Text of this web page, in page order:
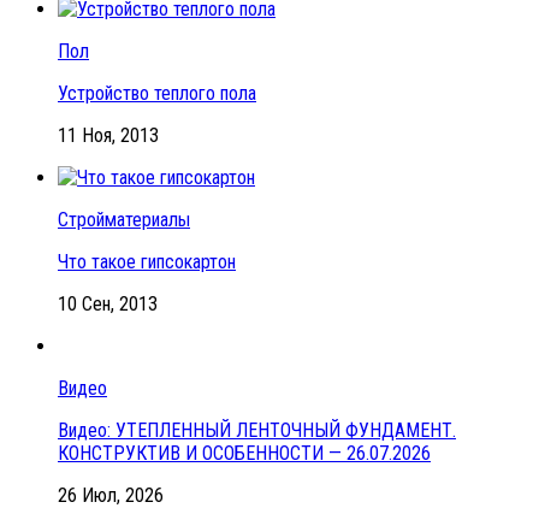
Пол
Устройство теплого пола
11 Ноя, 2013
Стройматериалы
Что такое гипсокартон
10 Сен, 2013
Видео
Видео: УТЕПЛЕННЫЙ ЛЕНТОЧНЫЙ ФУНДАМЕНТ.
КОНСТРУКТИВ И ОСОБЕННОСТИ — 26.07.2026
26 Июл, 2026